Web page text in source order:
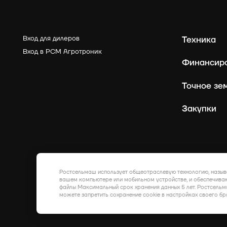
Вход для дилеров
Вход в РСМ Агротроник
Техника
Точное
Закупки
Ростсельмаш использует общеотраслевую технологию,
вашем компьютере или мобильном устройстве, и
файлы Максимальный срок хранения данных 5 лет.
можете запретить сохранение cookie в настройках своего